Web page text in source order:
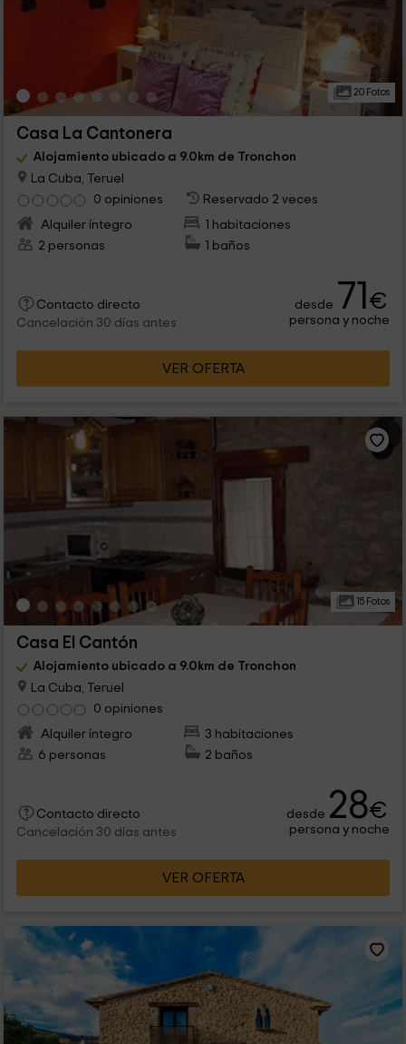
20 Fotos
Casa La Cantonera
Alojamiento ubicado a 9.0km de Tronchon
La Cuba, Teruel
0 opiniones
Reservado 2 veces
Alquiler íntegro
1 habitaciones
2 personas
1 baños
Contacto directo
Cancelación 30 días antes
desde 71€
persona y noche
VER OFERTA
15 Fotos
Casa El Cantón
Alojamiento ubicado a 9.0km de Tronchon
La Cuba, Teruel
0 opiniones
Alquiler íntegro
3 habitaciones
6 personas
2 baños
Contacto directo
Cancelación 30 días antes
desde 28€
persona y noche
VER OFERTA